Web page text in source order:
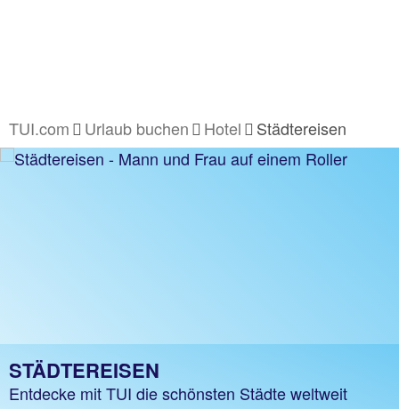
TUI.com Urlaub buchen Hotel Städtereisen
STÄDTEREISEN
Entdecke mit TUI die schönsten Städte weltweit